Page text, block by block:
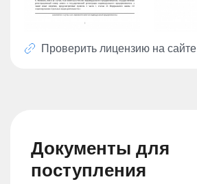
Проверить лицензию на сайте
Документы для
поступления